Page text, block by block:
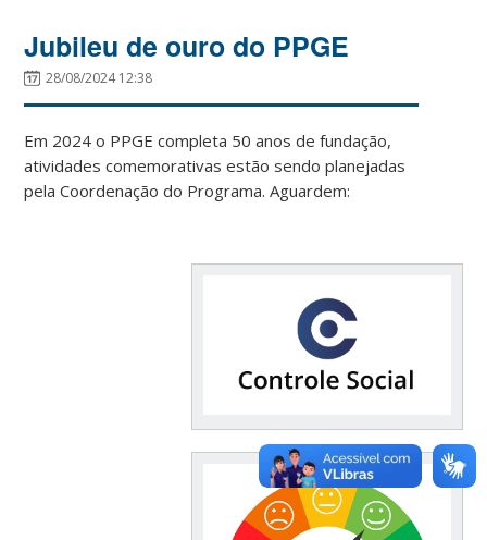
Jubileu de ouro do PPGE
28/08/2024 12:38
Em 2024 o PPGE completa 50 anos de fundação,
atividades comemorativas estão sendo planejadas
pela Coordenação do Programa. Aguardem: